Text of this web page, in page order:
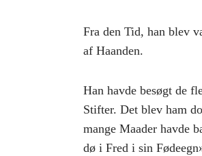
Fra den Tid, han blev
af Haanden.
Han havde besøgt de
Stifter. Det blev ham
mange Maader havde
dø i Fred i sin